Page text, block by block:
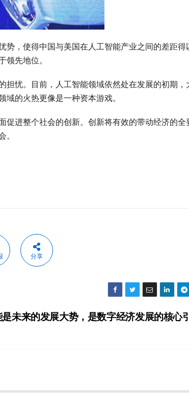
势，使得中国与美国在人工智能产业之间的差距得
先地位。
担忧。目前，人工智能领域依然处在发展的初期，
的火热更像是一种资本游戏。
促进整个社会的创新。创新将有效的带动经济的全
分享
未来的发展大势，是数字经济发展的核心